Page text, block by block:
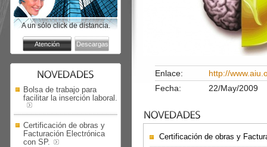
A un sólo click de distancia.
Bolsa de trabajo para
facilitar la inserción laboral.
Certificación de obras y
Facturación Electrónica
con SP.
Enlace:
http://
Fecha:
22/May/2009
Certificación de obras y